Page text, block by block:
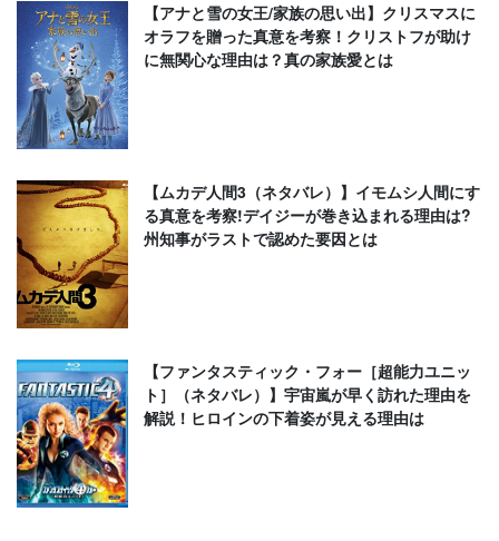
【アナと雪の女王/家族の思い出】クリスマスに
オラフを贈った真意を考察！クリストフが助け
に無関心な理由は？真の家族愛とは
【ムカデ人間3（ネタバレ）】イモムシ人間にす
る真意を考察!デイジーが巻き込まれる理由は?
州知事がラストで認めた要因とは
【ファンタスティック・フォー［超能力ユニッ
ト］（ネタバレ）】宇宙嵐が早く訪れた理由を
解説！ヒロインの下着姿が見える理由は